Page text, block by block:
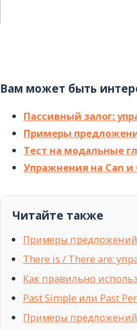
Вам может быть
Пассивный залог:
Примеры
Тест на модальные
Упражнения на Can и
Читайте также
Примеры
There is / There are:
Как правильно
Past Simple или Past
Примеры предложений